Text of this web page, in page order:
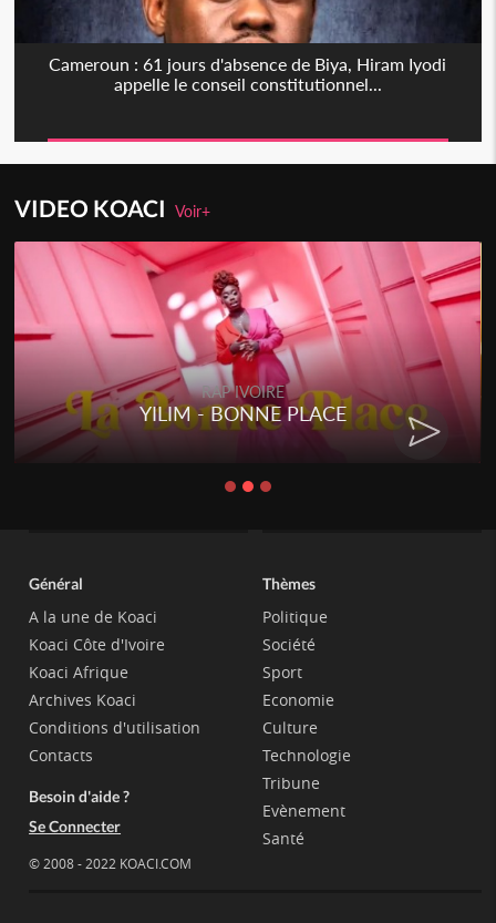
Cameroun : 61 jours d'absence de Biya, Hiram Iyodi
appelle le conseil constitutionnel...
VIDEO KOACIVoir+
RAP IVOIRE
YILIM - BONNE PLACE
Général
A la une de Koaci
Koaci Côte d'Ivoire
Koaci Afrique
Archives Koaci
Conditions d'utilisation
Contacts
Besoin d'aide ?
Se Connecter
© 2008 - 2022 KOACI.COM
Thèmes
Politique
Société
Sport
Economie
Culture
Technologie
Tribune
Evènement
Santé